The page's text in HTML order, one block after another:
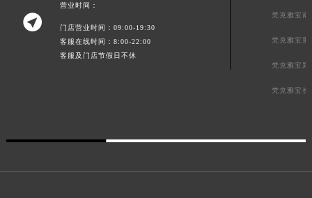

营业时间：
门店营业时间：09:00-19:30
客服在线时间：8:00-22:00
客服及门店节假日不休
梵克雅宝南
梵克雅宝重
梵克雅宝郑
梵克雅宝长